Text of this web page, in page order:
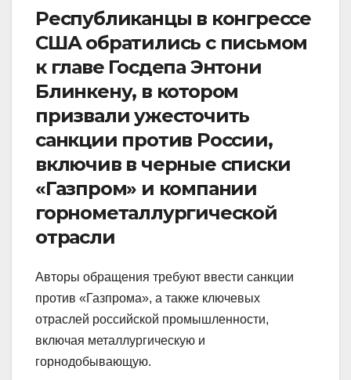
Республиканцы в конгрессе
США обратились с письмом
к главе Госдепа Энтони
Блинкену, в котором
призвали ужесточить
санкции против России,
включив в черные списки
«Газпром» и компании
горнометаллургической
отрасли
Авторы обращения требуют ввести санкции
против «Газпрома», а также ключевых
отраслей российской промышленности,
включая металлургическую и
горнодобывающую.